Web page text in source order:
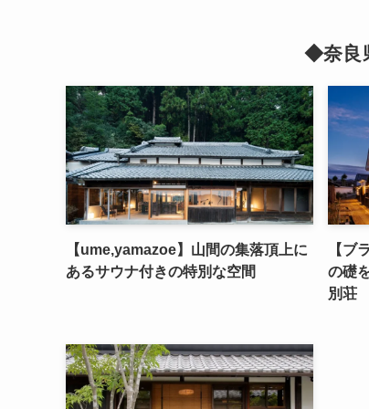
◆奈良
【ume,yamazoe】山間の集落頂上に
あるサウナ付きの特別な空間
【ブ
の礎
別荘